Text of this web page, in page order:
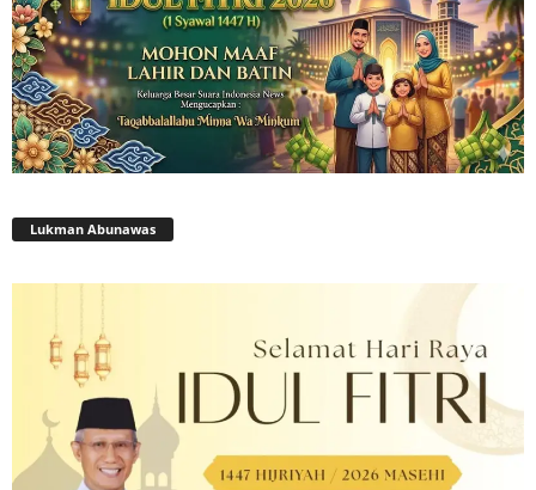
Lukman Abunawas